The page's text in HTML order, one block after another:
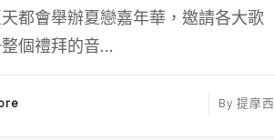
都會舉辦夏戀嘉年華，邀請各大歌
個禮拜的音...
By 提摩西